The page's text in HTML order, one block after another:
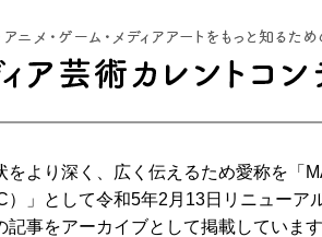
をより深く、広く伝えるため愛称を
）」として令和5年2月13日リニューア
事をアーカイブとして掲載しています